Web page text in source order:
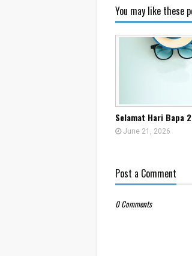
You may like these
Selamat Hari Bapa
June 21, 2026
Post a Comment
0 Comments